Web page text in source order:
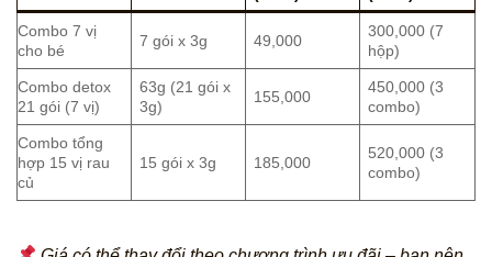
Combo 7 vị
cho bé
7 gói x 3g 49,000
300,000 (7
hộp)
Combo detox
21 gói (7 vị)
63g (21 gói x
3g)
155,000
450,000 (3
combo)
Combo tổng
hợp 15 vị rau
củ
15 gói x 3g 185,000
520,000 (3
combo)